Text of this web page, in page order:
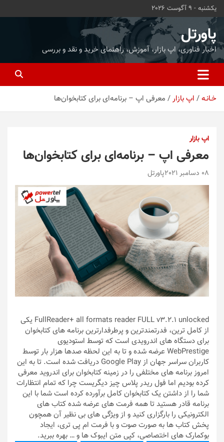
محتوا
بروید
یکشنبه - 9 آگوست 2026
پاورتل
اخبار فناوری، اپ بازار، آموزش، راهنمای خرید و نقد و بررسی
خـانـه اپ بازار معرفی اپ – برنامه‌ای برای کتابخوان‌ها
اپ بازار
معرفی اپ – برنامه‌ای برای کتابخوان‌ها
08 دسامبر 2021 پاورتل
FullReader+ all formats reader FULL v3.2.1 unlocked یکی
از کامل ترین، فدرتمندترین و پرطرفدارترین برنامه های کتابخوان
برای دستگاه های اندرویدی است که توسط استودیوی
WebPrestige عرضه شده و تا به این لحظه صدها هزار بار توسط
کاربران سراسر جهان از Google Play دریافت شده است. تا به این
امروز برنامه های مختلفی را در زمینه کتابخوان برای اندروید معرفی
کرده بودیم اما فول ریدر پلاس چیز دیگریست چرا که تمام انتظارات
شما را از داشتن یک کتابخوان کامل برآورده کرده است شما با این
برنامه قادر هستید تا همه فرمت های عرضه شده کتاب های
الکترونیکی را بارگزاری کنید و از ویژگی های بی نظیر آن همچون
پخش کتاب ها به صورت صوت و با فرمت ام پی تری، ایجاد
بوکمارک های اختصاصی، کپی متن ایبوک ها و … بهره ببرید.